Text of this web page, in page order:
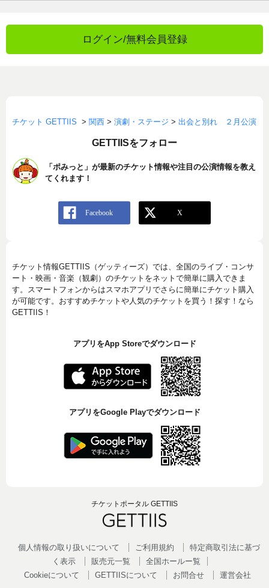
ログイン/無料会員登録
チケット GETTIIS > 関西 > 演劇・ステージ > 出会と別れ ２月公演
GETTIISをフォロー
「ポみっと」が最新のチケット情報や注目の公演情報を教え
てくれます！
チケット情報GETTIIS（ゲッティーズ）では、全国のライブ・コンサ
ート・映画・音楽（観劇）のチケットをネットで簡単に購入できま
す。スマートフォンからはスマホアプリでさらに簡単にチケット購入
が可能です。おすすめチケットや人気のチケットを買う！探す！なら
GETTIIS！
アプリをApp Storeでダウンロード
アプリをGoogle Playでダウンロード
チケットポータル GETTIIS
個人情報の取り扱いについて ご利用規約
特定商取引法に基づ
く表示
販売元一覧
全国ホールー覧
Cookieについて
GETTIISについて お問合せ 運営会社